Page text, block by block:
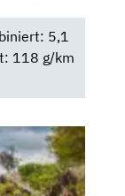
5,1
118 g/km